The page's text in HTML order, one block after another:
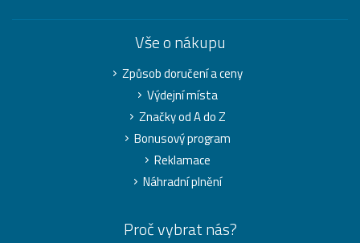
Vše o nákupu
Způsob doručení a ceny
Výdejní místa
Značky od A do Z
Bonusový program
Reklamace
Náhradní plnění
Proč vybrat nás?